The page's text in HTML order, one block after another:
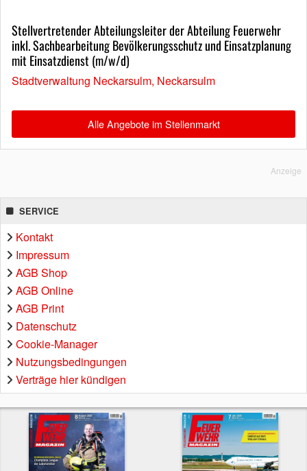
Stellvertretender Abteilungsleiter der Abteilung Feuerwehr
inkl. Sachbearbeitung Bevölkerungsschutz und Einsatzplanung
mit Einsatzdienst (m/w/d)
Stadtverwaltung Neckarsulm, Neckarsulm
Alle Angebote im Stellenmarkt
Anzeige
SERVICE
Kontakt
Impressum
AGB Shop
AGB Online
AGB Print
Datenschutz
Cookie-Manager
Nutzungsbedingungen
Verträge hier kündigen